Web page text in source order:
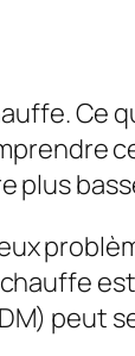
Ce
plus
peut